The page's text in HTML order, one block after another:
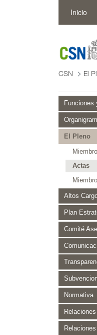
Saltar al contenido principal
Inicio
CSN El
Funciones
El Pleno
Actas
Altos
Plan
Comité
Normativa